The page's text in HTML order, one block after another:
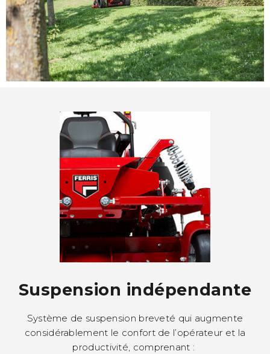
Suspension indépendante
Système de suspension breveté qui augmente
considérablement le confort de l’opérateur et la
productivité, comprenant :